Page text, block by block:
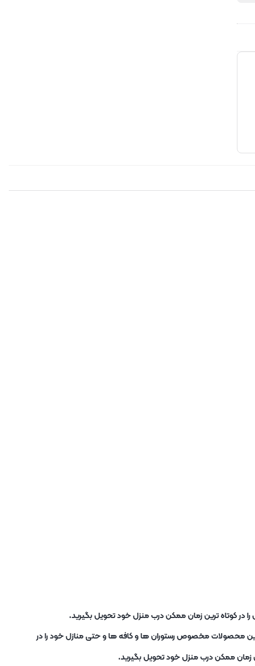
در کوتاه ترین زمان ممکن درب منزل خود تحویل بگیرید.
محصولات مخصوص رستوران ها و کافه ها و حتی منازل خود را در
زمان ممکن درب منزل خود تحویل بگیرید.